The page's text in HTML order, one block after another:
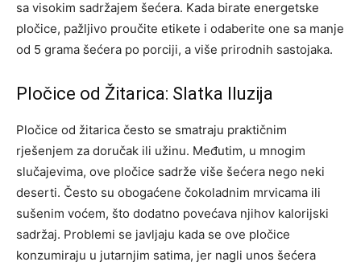
sa visokim sadržajem šećera. Kada birate energetske
pločice, pažljivo proučite etikete i odaberite one sa manje
od 5 grama šećera po porciji, a više prirodnih sastojaka.
Pločice od Žitarica: Slatka Iluzija
Pločice od žitarica često se smatraju praktičnim
rješenjem za doručak ili užinu. Međutim, u mnogim
slučajevima, ove pločice sadrže više šećera nego neki
deserti. Često su obogaćene čokoladnim mrvicama ili
sušenim voćem, što dodatno povećava njihov kalorijski
sadržaj. Problemi se javljaju kada se ove pločice
konzumiraju u jutarnjim satima, jer nagli unos šećera